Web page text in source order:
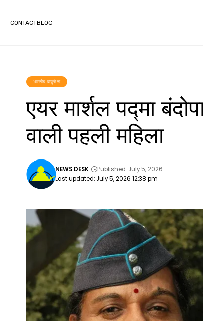
CONTACTBLOG
भारतीय वायुसेना
एयर मार्शल पद्मा
वाली पहली महिला
Last updated: July 5, 2026 12:38 pm
NEWS DESK Published: July 5, 2026